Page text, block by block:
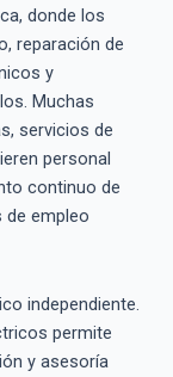
donde los
reparación de
y
Muchas
servicios de
personal
continuo de
de empleo
independiente.
permite
y asesoría